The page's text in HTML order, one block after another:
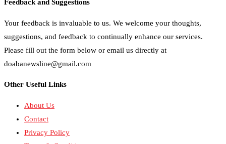
Feedback and Suggestions
Your feedback is invaluable to us. We welcome your thoughts,
suggestions, and feedback to continually enhance our services.
Please fill out the form below or email us directly at
doabanewsline@gmail.com
Other Useful Links
About Us
Contact
Privacy Policy